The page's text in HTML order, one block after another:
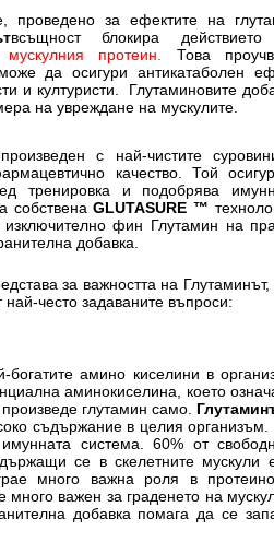
проведено за ефектите на
всъщност блокира
протеин.
Това
да осигури антикатаболен
и културисти. Глутаминовите
на увреждане на мускулите.
с най-чистите
качество. Той
тренировка и подобрява
собственаGLUTASURE ™
фин Глутамин на
добавка.
за важността на Глутаминът,
често задаваните въпроси:
богатите амино киселини в
аминокиселина, което
глутамин само.
съдържание в целия организъм.
система. 60% от
се в скелетните мускули
много важна роля в
важен за граденето на
добавка помага да се